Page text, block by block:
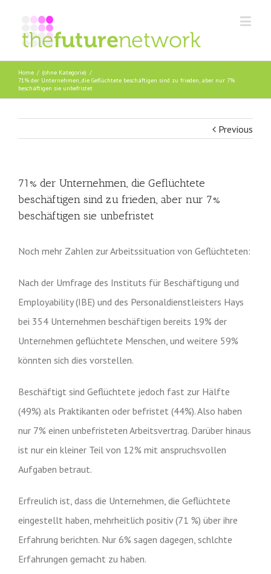
Home / (ohne Kategorie) /
71% der Unternehmen, die Geflüchtete beschäftigen sind zu frieden, aber nur 7%
beschäftigen sie unbefristet
Previous
71% der Unternehmen, die Geflüchtete
beschäftigen sind zu frieden, aber nur 7%
beschäftigen sie unbefristet
Noch mehr Zahlen zur Arbeitssituation von Geflüchteten:
Nach der Umfrage des Instituts für Beschäftigung und
Employability (IBE) und des Personaldienstleisters Hays
bei 354 Unternehmen beschäftigen bereits 19% der
Unternehmen geflüchtete Menschen, und weitere 59%
könnten sich dies vorstellen.
Beschäftigt sind Geflüchtete jedoch fast zur Hälfte
(49%) als Praktikanten oder befristet (44%). Also haben
nur 7% einen unbefristeten Arbeitsvertrag. Darüber hinaus
ist nur ein kleiner Teil von 12% mit anspruchsvollen
Aufgaben betraut.
Erfreulich ist, dass die Unternehmen, die Geflüchtete
eingestellt haben, mehrheitlich positiv (71 %) über ihre
Erfahrung berichten. Nur 6% sagen dagegen, schlchte
Erfahrungen gemacht zu haben.